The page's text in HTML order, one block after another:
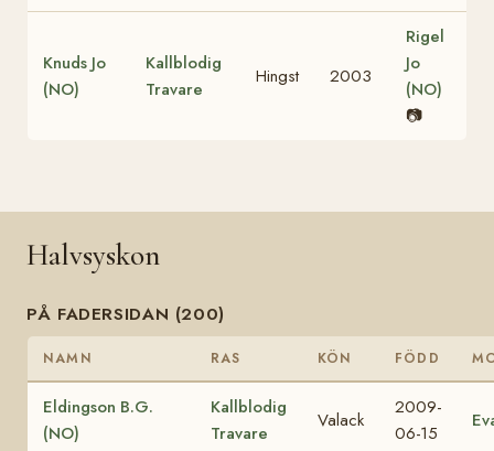
Knuds Jo
(NO)
Kallblodig
Travare
Hingst 2003
Rigel
Jo
(NO)
📷
Halvsyskon
PÅ FADERSIDAN (200)
NAMN RAS KÖN FÖDD
Eldingson B.G.
(NO)
Kallblodig
Travare
Valack
2009-
06-15